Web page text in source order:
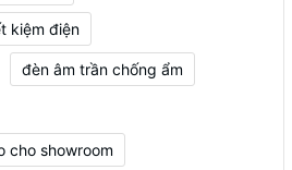
kiệm điện
đèn âm trần chống ẩm
cho showroom